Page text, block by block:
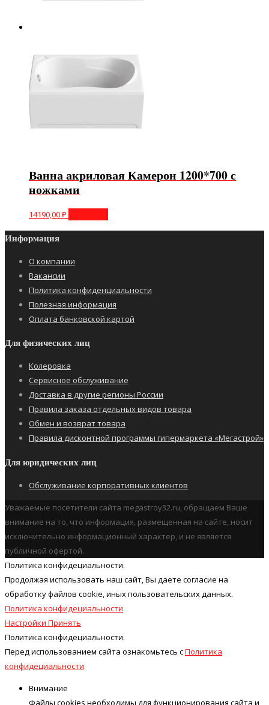
Ванна акриловая Камерон 1200*700 с
ножками
14190,00₽
Информация
О компании
Вакансии
Политика конфиденциальности
Полезная информация
Оплата банковской картой
Для физических лиц
Колеровка
Сервисное обслуживание
Доставка в другие регионы России
Правила заказа отдельных видов товара
Обмен и возврат товара
Правила дисконтной программы гипермаркета «Мегастрой»
Для юридических лиц
Обслуживание корпоративных клиентов
Уважаемые посетители сайта megastroy32.ru, обращаем Ваше
внимание на то, что информация, размещенная на сайте, носит
исключительно информационный характер, и не является
публичной офертой.
Политика конфидециальности.
Продолжая использовать наш cайт, Вы даете согласие на
обработку файлов cookie, иных пользовательских данных.
Политика конфидециальности
Настройки Принять
Политика конфидециальности.
Перед использованием сайта ознакомьтесь сПолитика
конфидециальности
Внимание
Файлы cookies необходимы для функционирования сайта и